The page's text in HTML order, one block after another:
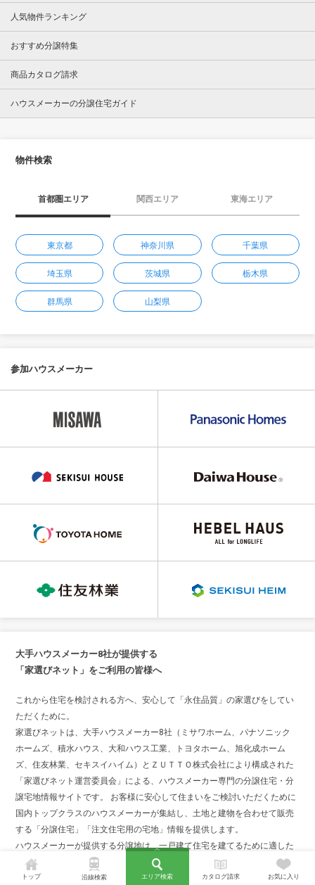
トップ 沿線検索 エリア検索 カタログ請求 お気に入り
人気物件ランキング
おすすめ分譲特集
商品カタログ請求
ハウスメーカーの分譲住宅ガイド
物件検索
首都圏エリア 関西エリア 東海エリア
東京都 神奈川県 千葉県
埼玉県 茨城県 栃木県
群馬県 山梨県
参加ハウスメーカー
大手ハウスメーカー8社が提供する
「家選びネット」をご利用の皆様へ
これから住宅を検討される方へ、安心して「永住品質」の家選びをしてい
ただくために。
家選びネットは、大手ハウスメーカー8社（ミサワホーム、パナソニック
ホームズ、積水ハウス、大和ハウス工業、トヨタホーム、旭化成ホーム
ズ、住友林業、セキスイハイム）とＺＵＴＴＯ株式会社により構成された
「家選びネット運営委員会」による、ハウスメーカー専門の分譲住宅・分
譲宅地情報サイトです。 お客様に安心して住まいをご検討いただくために
国内トップクラスのハウスメーカーが集結し、土地と建物を合わせて販売
する「分譲住宅」「注文住宅用の宅地」情報を提供します。
ハウスメーカーが提供する分譲地は、一戸建て住宅を建てるために適した
土地を仕入れ、しっかりとした土台を造成し、隣接する建物との関係を考
えながら、末長く快適に人々が住まう建物と街を創ります。このサイトで